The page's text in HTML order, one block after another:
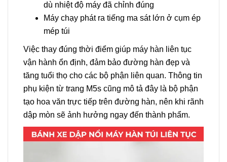
dù nhiệt độ máy đã chỉnh đúng
Máy chạy phát ra tiếng ma sát lớn ở cụm ép
mép túi
Việc thay đúng thời điểm giúp máy hàn liên tục
vận hành ổn định, đảm bảo đường hàn đẹp và
tăng tuổi thọ cho các bộ phận liên quan. Thông tin
phụ kiện từ trang M5s cũng mô tả đây là bộ phận
tạo hoa văn trực tiếp trên đường hàn, nên khi rãnh
dập mòn sẽ ảnh hưởng ngay đến thành phẩm.